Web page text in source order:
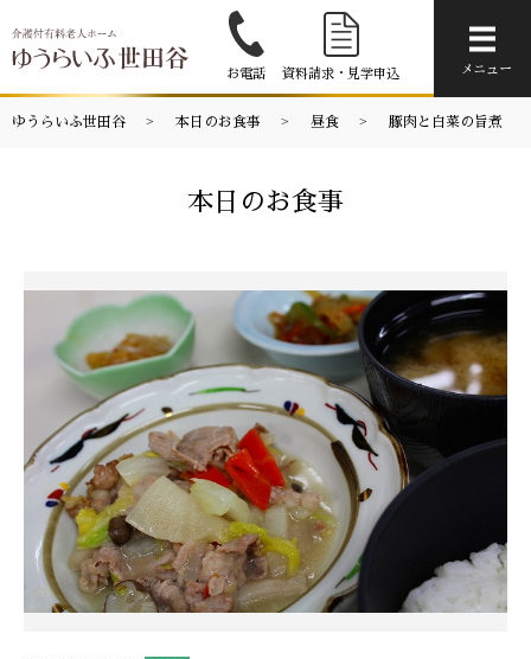
お電話 資料請求・見学申込 メニュー
ゆうらいふ世田谷 本日のお食事 昼食 豚肉と白菜の旨煮
本日のお食事